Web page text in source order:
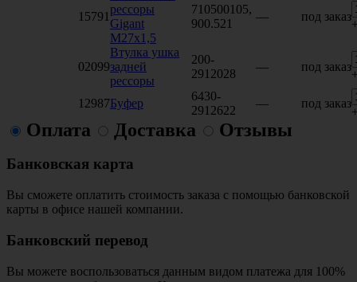
15791
рессоры
Gigant
М27х1,5
710500105,
900.521
— под заказ
02099
Втулка ушка
задней
рессоры
200-
2912028
— под заказ
12987Буфер
6430-
2912622
— под заказ
Оплата Доставка Отзывы
Банковская карта
Вы сможете оплатить стоимость заказа с помощью банковской
карты в офисе нашей компании.
Банковский перевод
Вы можете воспользоваться данным видом платежа для 100%